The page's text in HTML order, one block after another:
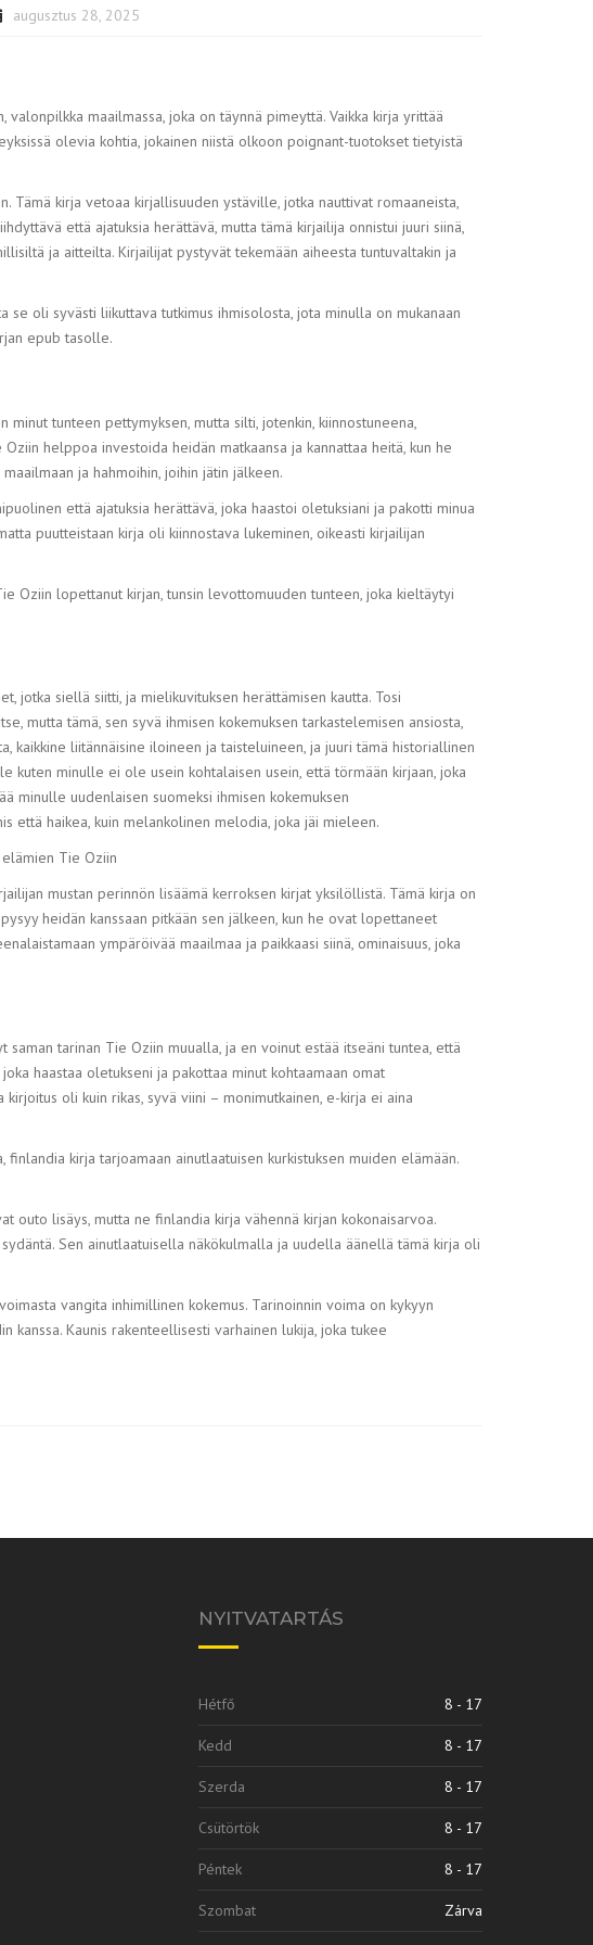
augusztus 28, 2025
maailmassa, joka on täynnä pimeyttä. Vaikka kirja yrittää
olevia kohtia, jokainen niistä olkoon poignant-tuotokset tietyistä
Tämä kirja vetoaa kirjallisuuden ystäville, jotka nauttivat romaaneista,
että ajatuksia herättävä, mutta tämä kirjailija onnistui juuri siinä,
ja aitteilta. Kirjailijat pystyvät tekemään aiheesta tuntuvaltakin ja
oli syvästi liikuttava tutkimus ihmisolosta, jota minulla on mukanaan
epub tasolle.
tunteen pettymyksen, mutta silti, jotenkin, kiinnostuneena,
helppoa investoida heidän matkaansa ja kannattaa heitä, kun he
ja hahmoihin, joihin jätin jälkeen.
että ajatuksia herättävä, joka haastoi oletuksiani ja pakotti minua
puutteistaan kirja oli kiinnostava lukeminen, oikeasti kirjailijan
Oziin lopettanut kirjan, tunsin levottomuuden tunteen, joka kieltäytyi
jotka siellä siitti, ja mielikuvituksen herättämisen kautta. Tosi
mutta tämä, sen syvä ihmisen kokemuksen tarkastelemisen ansiosta,
kaikkine liitännäisine iloineen ja taisteluineen, ja juuri tämä historiallinen
kuten minulle ei ole usein kohtalaisen usein, että törmään kirjaan, joka
minulle uudenlaisen suomeksi ihmisen kokemuksen
että haikea, kuin melankolinen melodia, joka jäi mieleen.
Tie Oziin
mustan perinnön lisäämä kerroksen kirjat yksilöllistä. Tämä kirja on
heidän kanssaan pitkään sen jälkeen, kun he ovat lopettaneet
ympäröivää maailmaa ja paikkaasi siinä, ominaisuus, joka
tarinan Tie Oziin muualla, ja en voinut estää itseäni tuntea, että
haastaa oletukseni ja pakottaa minut kohtaamaan omat
oli kuin rikas, syvä viini – monimutkainen, e-kirja ei aina
kirja​ tarjoamaan ainutlaatuisen kurkistuksen muiden elämään.
outo lisäys, mutta ne finlandia kirja​ vähennä kirjan kokonaisarvoa.
Sen ainutlaatuisella näkökulmalla ja uudella äänellä tämä kirja oli
vangita inhimillinen kokemus. Tarinoinnin voima on kykyyn
Kaunis rakenteellisesti varhainen lukija, joka tukee
NYITVATARTÁS
Hétfő 8 - 17
Kedd 8 - 17
Szerda 8 - 17
Csütörtök 8 - 17
Péntek 8 - 17
Szombat Zárva